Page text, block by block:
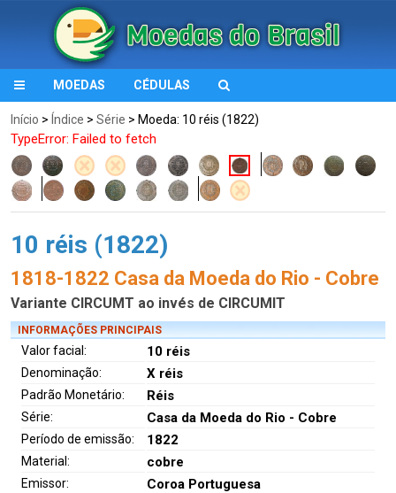
MOEDAS CÉDULAS
Início > Índice > Série > Moeda: 10 réis (1822)
TypeError: Failed to fetch
10 réis (1822)
1818-1822 Casa da Moeda do Rio - Cobre
Variante CIRCUMT ao invés de CIRCUMIT
INFORMAÇÕES PRINCIPAIS
Valor facial: 10 réis
Denominação: X réis
Padrão Monetário: Réis
Série: Casa da Moeda do Rio - Cobre
Período de emissão: 1822
Material: cobre
Emissor: Coroa Portuguesa